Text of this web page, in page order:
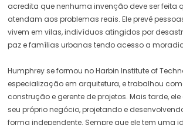
acredita que nenhuma invenção deve ser feita
atendam aos problemas reais. Ele prevê
vivem em vilas, indivíduos atingidos por
paz e famílias urbanas tendo acesso a
Humphrey se formou no Harbin Institute of
especialização em arquitetura, e trabalhou
construção e gerente de projetos. Mais tarde,
seu próprio negócio, projetando e
forma independente. Sempre que ele tem uma